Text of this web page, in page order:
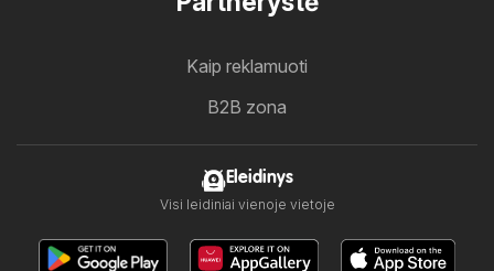
Kaip reklamuoti
B2B zona
Eleidinys
Visi leidiniai vienoje vietoje